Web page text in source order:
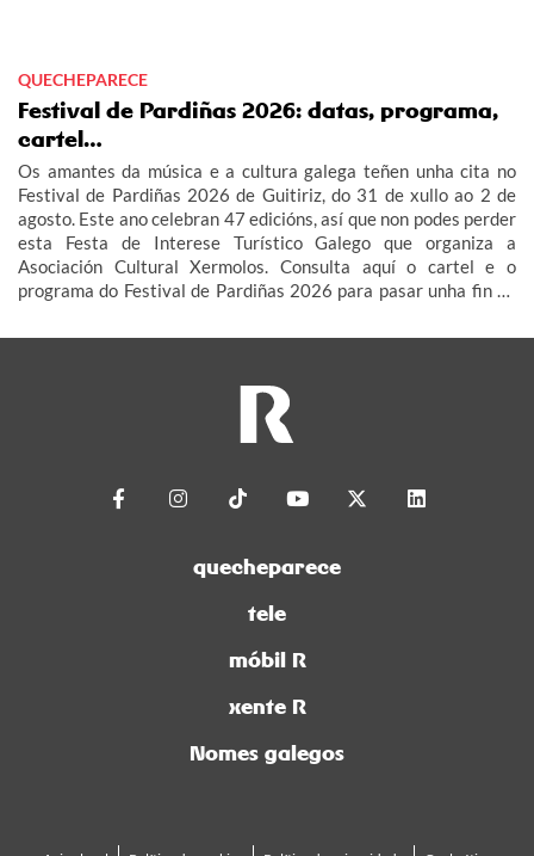
QUECHEPARECE
Festival de Pardiñas 2026: datas, programa,
cartel…
Os amantes da música e a cultura galega teñen unha cita no
Festival de Pardiñas 2026 de Guitiriz, do 31 de xullo ao 2 de
agosto. Este ano celebran 47 edicións, así que non podes perder
esta Festa de Interese Turístico Galego que organiza a
Asociación Cultural Xermolos. Consulta aquí o cartel e o
programa do Festival de Pardiñas 2026 para pasar unha fin de
quecheparece
tele
móbil R
xente R
Nomes galegos